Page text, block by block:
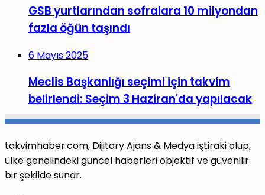
GSB yurtlarından sofralara 10 milyondan
fazla öğün taşındı
6 Mayıs 2025
Meclis Başkanlığı seçimi için takvim
belirlendi: Seçim 3 Haziran'da yapılacak
takvimhaber.com, Dijitary Ajans & Medya iştiraki olup,
ülke genelindeki güncel haberleri objektif ve güvenilir
bir şekilde sunar.